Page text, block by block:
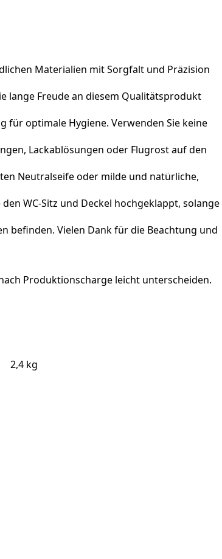
Materialien mit Sorgfalt und Präzision
lange Freude an diesem Qualitätsprodukt
für optimale Hygiene. Verwenden Sie keine
Lackablösungen oder Flugrost auf den
Neutralseife oder milde und natürliche,
WC-Sitz und Deckel hochgeklappt, solange
befinden. Vielen Dank für die Beachtung und
Produktionscharge leicht unterscheiden.
2,4 kg